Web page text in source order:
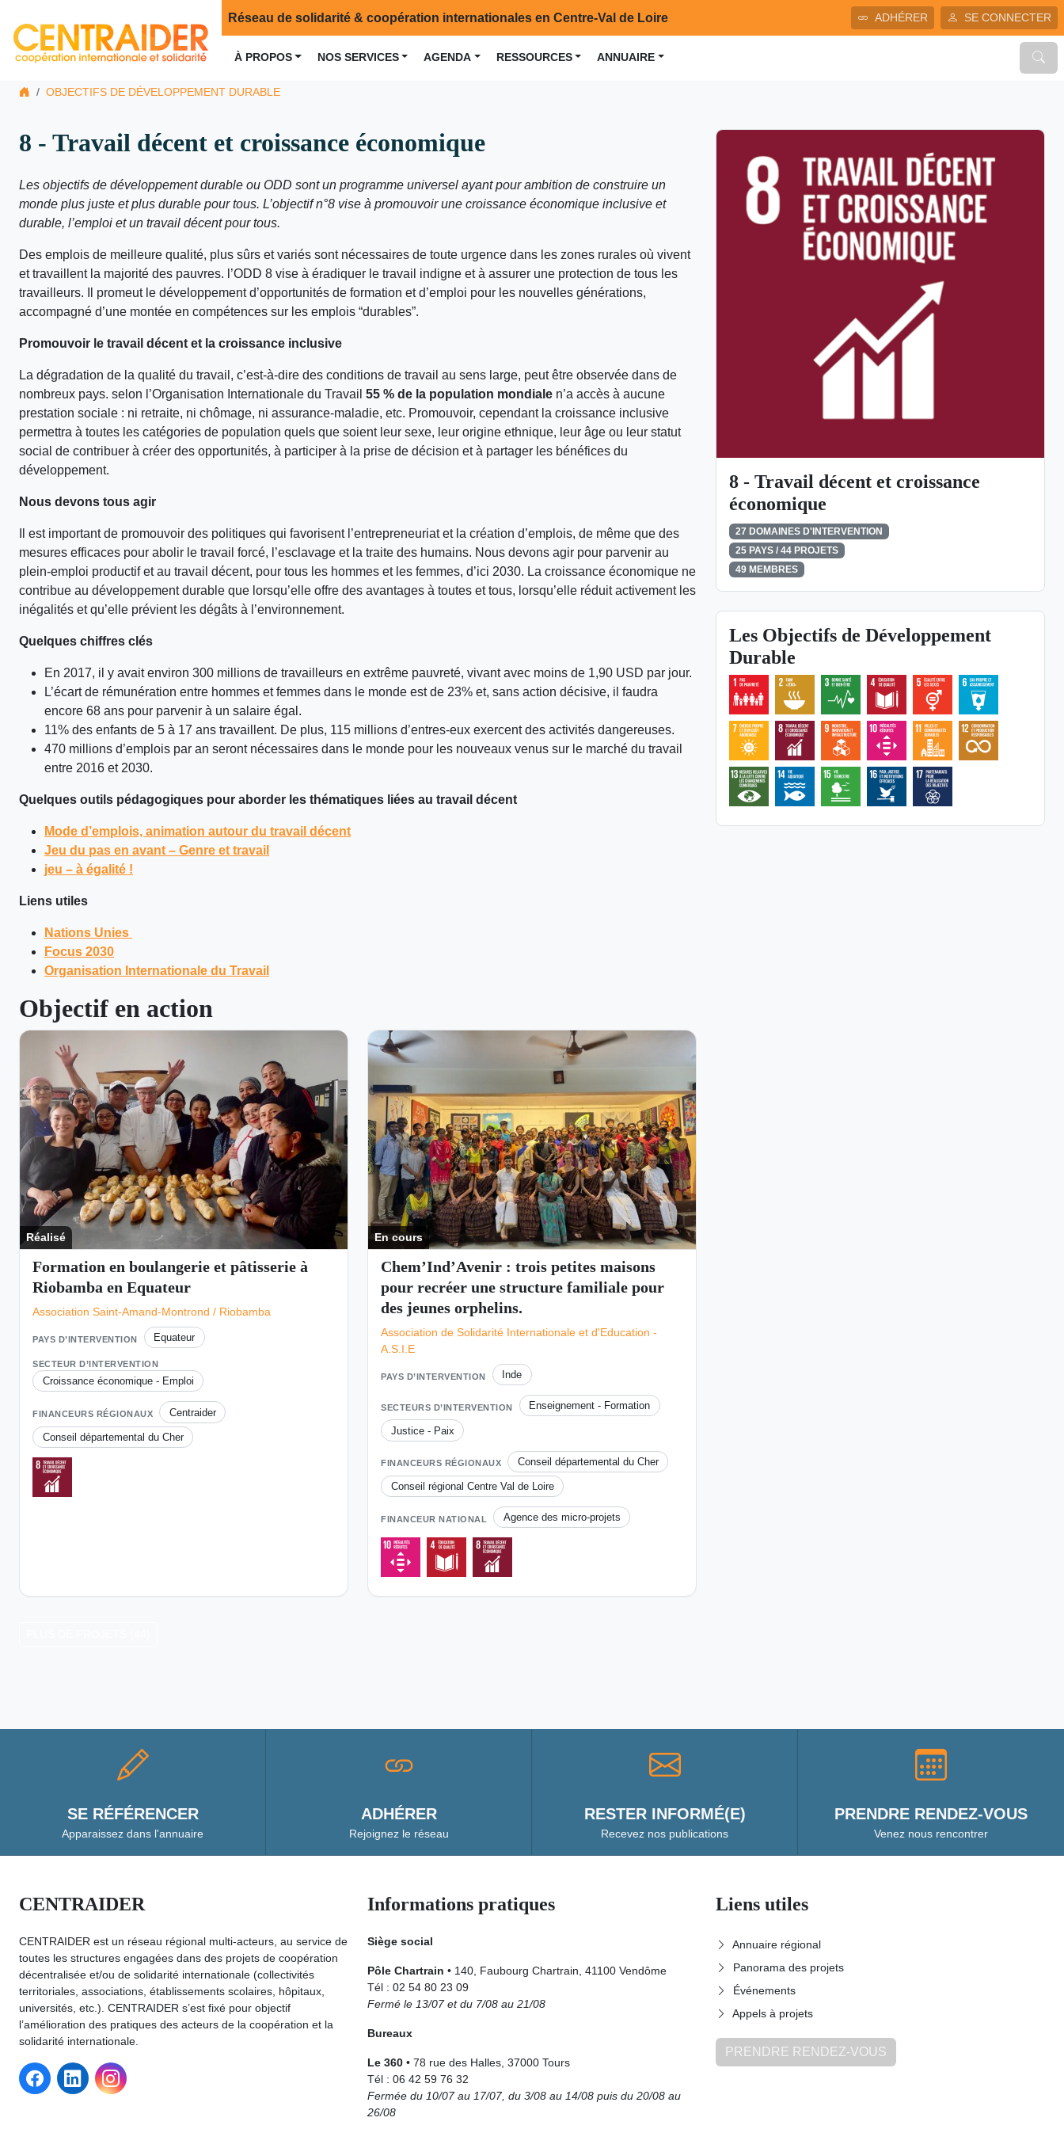
Réseau de solidarité & coopération internationales en Centre-Val de Loire ADHÉRER SE CONNECTER
À PROPOS NOS SERVICES AGENDA RESSOURCES ANNUAIRE
OBJECTIFS DE DÉVELOPPEMENT DURABLE
8 - Travail décent et croissance économique
Les objectifs de développement durable ou ODD sont un programme universel ayant pour ambition de construire un
monde plus juste et plus durable pour tous. L’objectif n°8 vise à promouvoir une croissance économique inclusive et
durable, l’emploi et un travail décent pour tous.
Des emplois de meilleure qualité, plus sûrs et variés sont nécessaires de toute urgence dans les zones rurales où vivent
et travaillent la majorité des pauvres. l’ODD 8 vise à éradiquer le travail indigne et à assurer une protection de tous les
travailleurs. Il promeut le développement d’opportunités de formation et d’emploi pour les nouvelles générations,
accompagné d’une montée en compétences sur les emplois “durables”.
Promouvoir le travail décent et la croissance inclusive
La dégradation de la qualité du travail, c’est-à-dire des conditions de travail au sens large, peut être observée dans de
nombreux pays. selon l’Organisation Internationale du Travail 55 % de la population mondiale n’a accès à aucune
prestation sociale : ni retraite, ni chômage, ni assurance-maladie, etc. Promouvoir, cependant la croissance inclusive
permettra à toutes les catégories de population quels que soient leur sexe, leur origine ethnique, leur âge ou leur statut
social de contribuer à créer des opportunités, à participer à la prise de décision et à partager les bénéfices du
développement.
Nous devons tous agir
Il est important de promouvoir des politiques qui favorisent l’entrepreneuriat et la création d’emplois, de même que des
mesures efficaces pour abolir le travail forcé, l’esclavage et la traite des humains. Nous devons agir pour parvenir au
plein-emploi productif et au travail décent, pour tous les hommes et les femmes, d’ici 2030. La croissance économique ne
contribue au développement durable que lorsqu’elle offre des avantages à toutes et tous, lorsqu’elle réduit activement les
inégalités et qu’elle prévient les dégâts à l’environnement.
Quelques chiffres clés
En 2017, il y avait environ 300 millions de travailleurs en extrême pauvreté, vivant avec moins de 1,90 USD par jour.
L’écart de rémunération entre hommes et femmes dans le monde est de 23% et, sans action décisive, il faudra
encore 68 ans pour parvenir à un salaire égal.
11% des enfants de 5 à 17 ans travaillent. De plus, 115 millions d’entres-eux exercent des activités dangereuses.
470 millions d’emplois par an seront nécessaires dans le monde pour les nouveaux venus sur le marché du travail
entre 2016 et 2030.
Quelques outils pédagogiques pour aborder les thématiques liées au travail décent
Mode d’emplois, animation autour du travail décent
Jeu du pas en avant – Genre et travail
jeu – à égalité !
Liens utiles
Nations Unies
Focus 2030
Organisation Internationale du Travail
Objectif en action
Réalisé
Formation en boulangerie et pâtisserie à
Riobamba en Equateur
Association Saint-Amand-Montrond / Riobamba
PAYS D’INTERVENTION Equateur
SECTEUR D’INTERVENTION
Croissance économique - Emploi
FINANCEURS RÉGIONAUX Centraider
Conseil départemental du Cher
En cours
Chem’Ind’Avenir : trois petites maisons
pour recréer une structure familiale pour
des jeunes orphelins.
Association de Solidarité Internationale et d'Education -
A.S.I.E
PAYS D’INTERVENTION Inde
SECTEURS D’INTERVENTION Enseignement - Formation
Justice - Paix
FINANCEURS RÉGIONAUX Conseil départemental du Cher
Conseil régional Centre Val de Loire
FINANCEUR NATIONAL Agence des micro-projets
8 - Travail décent et croissance
économique
27 DOMAINES D'INTERVENTION
25 PAYS / 44 PROJETS
49 MEMBRES
Les Objectifs de Développement
Durable
SE RÉFÉRENCER
Apparaissez dans l'annuaire
ADHÉRER
Rejoignez le réseau
RESTER INFORMÉ(E)
Recevez nos publications
PRENDRE RENDEZ-VOUS
Venez nous rencontrer
CENTRAIDER
CENTRAIDER est un réseau régional multi-acteurs, au service de
toutes les structures engagées dans des projets de coopération
décentralisée et/ou de solidarité internationale (collectivités
territoriales, associations, établissements scolaires, hôpitaux,
universités, etc.). CENTRAIDER s’est fixé pour objectif
l’amélioration des pratiques des acteurs de la coopération et la
solidarité internationale.
Informations pratiques
Siège social
Pôle Chartrain • 140, Faubourg Chartrain, 41100 Vendôme
Tél : 02 54 80 23 09
Fermé le 13/07 et du 7/08 au 21/08
Bureaux
Le 360 • 78 rue des Halles, 37000 Tours
Tél : 06 42 59 76 32
Fermée du 10/07 au 17/07, du 3/08 au 14/08 puis du 20/08 au
26/08
Liens utiles
Annuaire régional
Panorama des projets
Événements
Appels à projets
PRENDRE RENDEZ-VOUS